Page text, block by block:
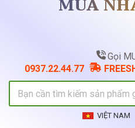
MUA
Gọi
0937.22.44.77
VIỆT NAM